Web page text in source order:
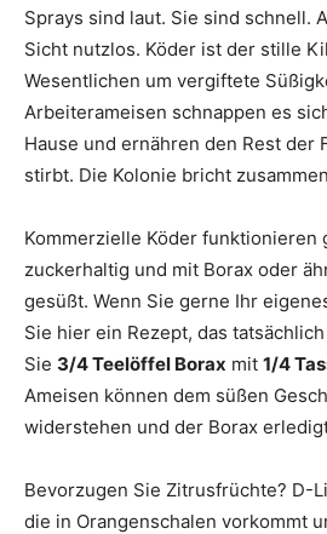
Sprays sind laut. Sie sind schnell.
Sicht nutzlos. Köder ist der stille
Wesentlichen um vergiftete
Arbeiterameisen schnappen es
Hause und ernähren den Rest der
stirbt. Die Kolonie bricht
Kommerzielle Köder funktionieren
zuckerhaltig und mit Borax oder
gesüßt. Wenn Sie gerne Ihr
Sie hier ein Rezept, das
Sie 3/4 Teelöffel Borax mit 1/4
Ameisen können dem süßen
widerstehen und der Borax
Bevorzugen Sie Zitrusfrüchte? D-
die in Orangenschalen vorkommt